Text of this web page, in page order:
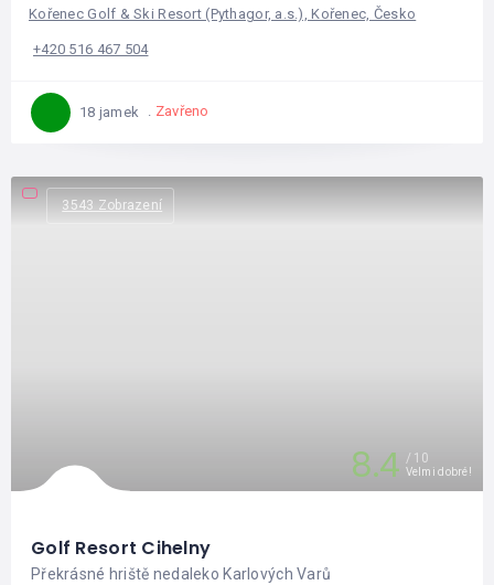
Kořenec Golf & Ski Resort (Pythagor, a.s.), Kořenec, Česko
+420 516 467 504
18 jamek Zavřeno
3543 Zobrazení
8.4 10
Velmi dobré!
Golf Resort Cihelny
Překrásné hriště nedaleko Karlových Varů